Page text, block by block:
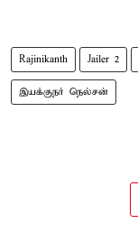
Rajinikanth Jailer 2
இயக்குநர் நெல்சன்